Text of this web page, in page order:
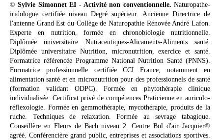
©Sylvie Simonnet EI - Activité non conventionnelle. Naturopathe-
iridologue certifiée niveau Degré supérieur. Ancienne Directrice de
l'antenne Grand Est du Collège de Naturopathie Rénovée André Lafon.
Experte en nutrition, formée en chronobiologie nutritionnelle.
Diplômée universitaire Nutraceutiques-Alicaments-Aliments santé.
Diplômée universitaire Nutrition, micronutrition, exercice et santé.
Formatrice référencée Programme National Nutrition Santé (PNNS).
Formatrice professionnelle certifiée CCI France, notamment en
alimentation santé et en micronutrition pour des professionnels de santé
(formation validant ODPC). Formée en phytothérapie clinique
individualisée. Certificat privé de compétences Praticienne en auriculo-
réflexologie. Formée en gemmothérapie, mycothérapie, produits de la
ruche. Techniques de relaxation. Formée au sevrage tabagique.
Conseillère en Fleurs de Bach niveau 2. Centre Bol d'air Jacquier®
agréé. Conférencière grand public, entreprises et associations sportives.